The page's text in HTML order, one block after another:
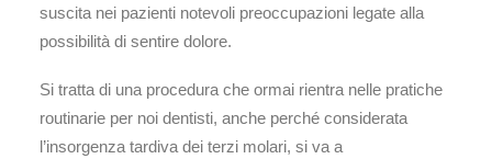
suscita nei pazienti notevoli preoccupazioni legate alla
possibilità di sentire dolore.
Si tratta di una procedura che ormai rientra nelle pratiche
routinarie per noi dentisti, anche perché considerata
l’insorgenza tardiva dei terzi molari, si va a